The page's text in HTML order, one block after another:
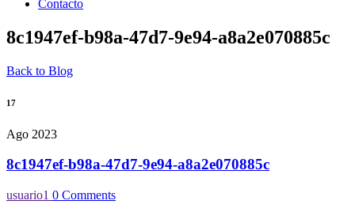
Contacto
8c1947ef-b98a-47d7-9e94-a8a2e070885c
Back to Blog
17
Ago 2023
8c1947ef-b98a-47d7-9e94-a8a2e070885c
usuario1 0 Comments